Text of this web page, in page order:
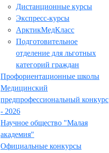
Дистанционные курсы
Экспресс-курсы
АрктикМедКласс
Подготовительное
отделение для льготных
категорий граждан
Профориентационные школы
Медицинский
предпрофессиональный конкурс
- 2026
Научное общество "Малая
академия"
Официальные конкурсы